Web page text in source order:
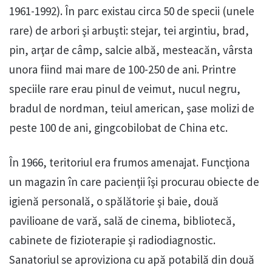
1961-1992). În parc existau circa 50 de specii (unele
rare) de arbori şi arbuşti: stejar, tei argintiu, brad,
pin, arţar de câmp, salcie albă, mesteacăn, vârsta
unora fiind mai mare de 100-250 de ani. Printre
speciile rare erau pinul de veimut, nucul negru,
bradul de nordman, teiul american, şase molizi de
peste 100 de ani, gingcobilobat de China etc.
În 1966, teritoriul era frumos amenajat. Funcţiona
un magazin în care pacienţii îşi procurau obiecte de
igienă personală, o spălătorie şi baie, două
pavilioane de vară, sală de cinema, bibliotecă,
cabinete de fizioterapie şi radiodiagnostic.
Sanatoriul se aproviziona cu apă potabilă din două